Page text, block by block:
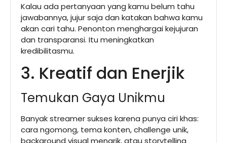
Kalau ada pertanyaan yang kamu belum tahu
jawabannya, jujur saja dan katakan bahwa kamu
akan cari tahu. Penonton menghargai kejujuran
dan transparansi. Itu meningkatkan
kredibilitasmu.
3. Kreatif dan Enerjik
Temukan Gaya Unikmu
Banyak streamer sukses karena punya ciri khas:
cara ngomong, tema konten, challenge unik,
background visual menarik, atau storytelling